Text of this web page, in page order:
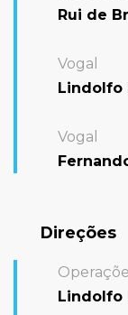
Rui de
Vogal
Lindolfo
Vogal
Direções
Lindolfo